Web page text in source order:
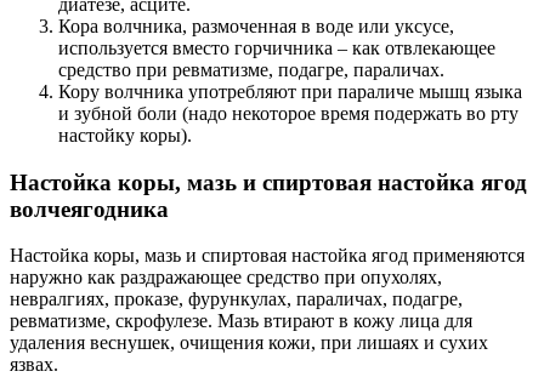
диатезе, асците.
Кора волчника, размоченная в воде или уксусе,
используется вместо горчичника – как отвлекающее
средство при ревматизме, подагре, параличах.
Кору волчника употребляют при параличе мышц языка
и зубной боли (надо некоторое время подержать во рту
настойку коры).
Настойка коры, мазь и спиртовая настойка ягод
волчеягодника
Настойка коры, мазь и спиртовая настойка ягод применяются
наружно как раздражающее средство при опухолях,
невралгиях, проказе, фурункулах, параличах, подагре,
ревматизме, скрофулезе. Мазь втирают в кожу лица для
удаления веснушек, очищения кожи, при лишаях и сухих
язвах.